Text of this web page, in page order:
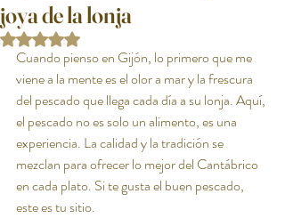
joya de la lonja
Obtuvo NaN de 5 estrellas.
Cuando pienso en Gijón, lo primero que me
viene a la mente es el olor a mar y la frescura
del pescado que llega cada día a su lonja. Aquí,
el pescado no es solo un alimento, es una
experiencia. La calidad y la tradición se
mezclan para ofrecer lo mejor del Cantábrico
en cada plato. Si te gusta el buen pescado,
este es tu sitio.